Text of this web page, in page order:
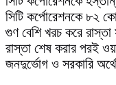
সিটি কর্পোরেশনকে ৮২
গুণ বেশি খরচ করে
রাস্তা শেষ করার পরই
জনদুর্ভোগ ও সরকারি